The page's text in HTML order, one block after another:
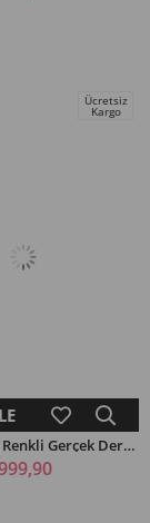
Ücretsiz
Kargo
Halsey Kahve Renkli Gerçek Deri Kadın Makosen Ayakkabi